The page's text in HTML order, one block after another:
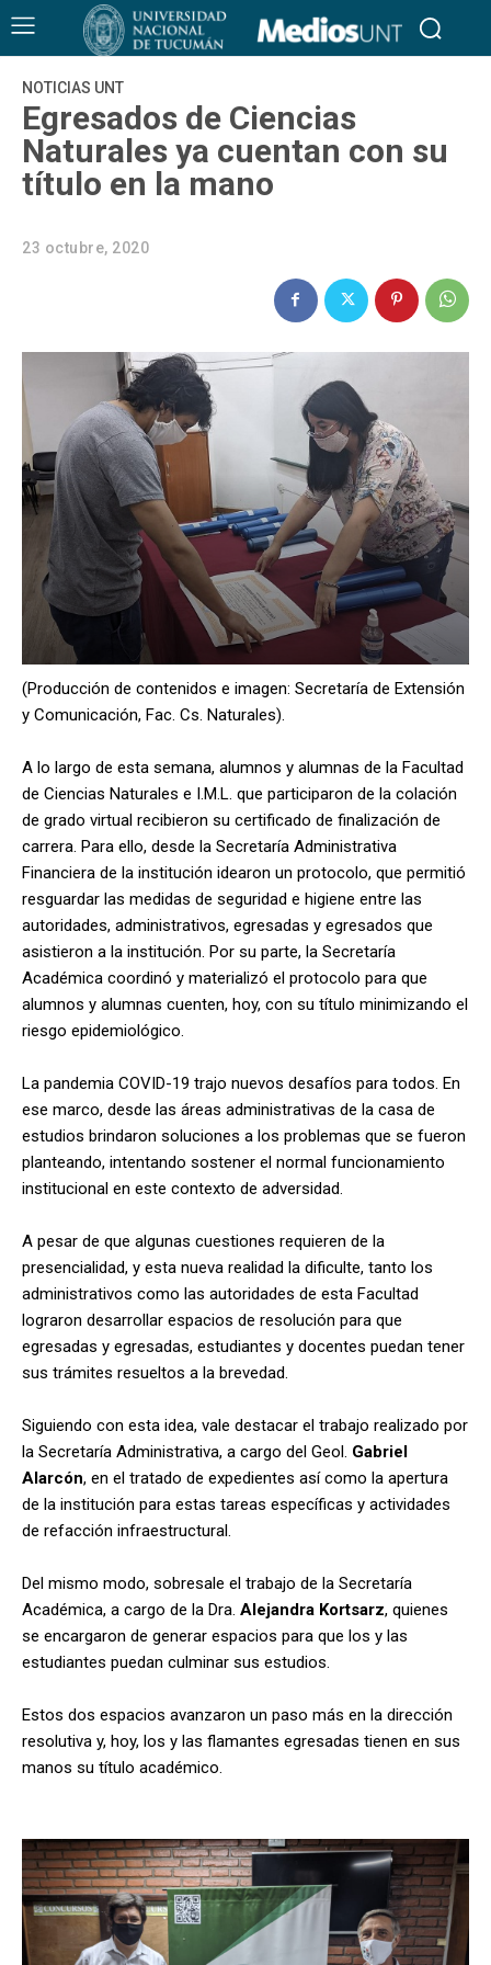
NOTICIAS UNT
Egresados de Ciencias
Naturales ya cuentan con su
título en la mano
23 octubre, 2020
(Producción de contenidos e imagen: Secretaría de Extensión
y Comunicación, Fac. Cs. Naturales).
A lo largo de esta semana, alumnos y alumnas de la Facultad
de Ciencias Naturales e I.M.L. que participaron de la colación
de grado virtual recibieron su certificado de finalización de
carrera. Para ello, desde la Secretaría Administrativa
Financiera de la institución idearon un protocolo, que permitió
resguardar las medidas de seguridad e higiene entre las
autoridades, administrativos, egresadas y egresados que
asistieron a la institución. Por su parte, la Secretaría
Académica coordinó y materializó el protocolo para que
alumnos y alumnas cuenten, hoy, con su título minimizando el
riesgo epidemiológico.
La pandemia COVID-19 trajo nuevos desafíos para todos. En
ese marco, desde las áreas administrativas de la casa de
estudios brindaron soluciones a los problemas que se fueron
planteando, intentando sostener el normal funcionamiento
institucional en este contexto de adversidad.
A pesar de que algunas cuestiones requieren de la
presencialidad, y esta nueva realidad la dificulte, tanto los
administrativos como las autoridades de esta Facultad
lograron desarrollar espacios de resolución para que
egresadas y egresadas, estudiantes y docentes puedan tener
sus trámites resueltos a la brevedad.
Siguiendo con esta idea, vale destacar el trabajo realizado por
la Secretaría Administrativa, a cargo del Geol. Gabriel
Alarcón, en el tratado de expedientes así como la apertura
de la institución para estas tareas específicas y actividades
de refacción infraestructural.
Del mismo modo, sobresale el trabajo de la Secretaría
Académica, a cargo de la Dra. Alejandra Kortsarz, quienes
se encargaron de generar espacios para que los y las
estudiantes puedan culminar sus estudios.
Estos dos espacios avanzaron un paso más en la dirección
resolutiva y, hoy, los y las flamantes egresadas tienen en sus
manos su título académico.